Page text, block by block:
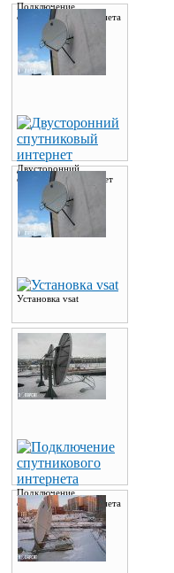
Подключение
спутникового интернета
Двусторонний
спутниковый интернет
Установка vsat
Подключение
спутникового интернета